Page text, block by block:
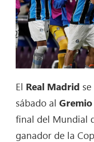
El Real Madrid
sábado al
final del Mundial
ganador de la